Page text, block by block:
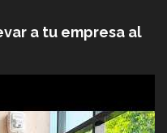
a tu empresa al